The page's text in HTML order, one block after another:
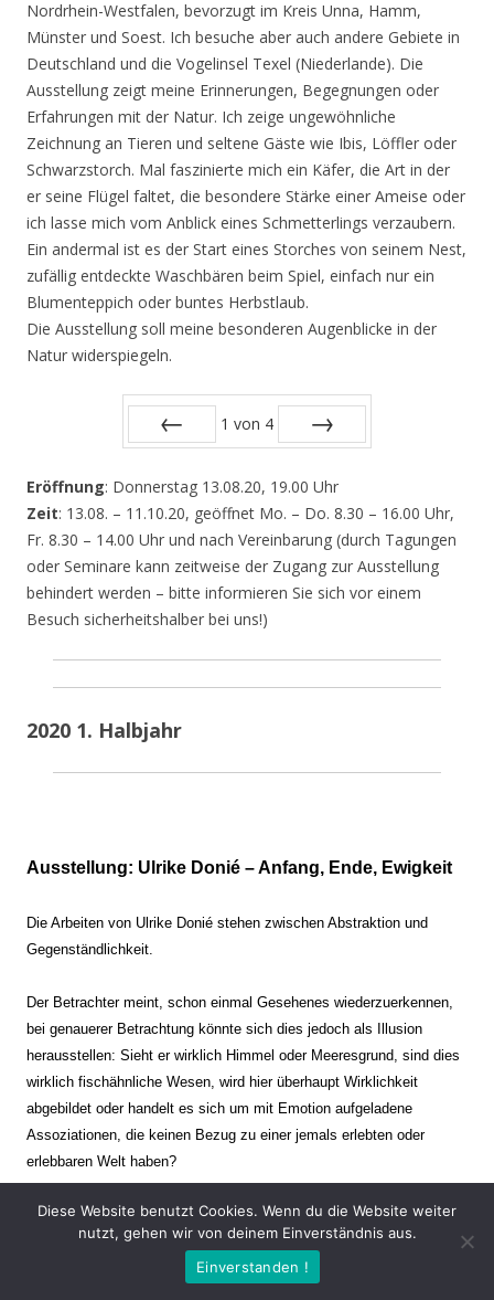
Nordrhein-Westfalen, bevorzugt im Kreis Unna, Hamm,
Münster und Soest. Ich besuche aber auch andere Gebiete in
Deutschland und die Vogelinsel Texel (Niederlande). Die
Ausstellung zeigt meine Erinnerungen, Begegnungen oder
Erfahrungen mit der Natur. Ich zeige ungewöhnliche
Zeichnung an Tieren und seltene Gäste wie Ibis, Löffler oder
Schwarzstorch. Mal faszinierte mich ein Käfer, die Art in der
er seine Flügel faltet, die besondere Stärke einer Ameise oder
ich lasse mich vom Anblick eines Schmetterlings verzaubern.
Ein andermal ist es der Start eines Storches von seinem Nest,
zufällig entdeckte Waschbären beim Spiel, einfach nur ein
Blumenteppich oder buntes Herbstlaub.
Die Ausstellung soll meine besonderen Augenblicke in der
Natur widerspiegeln.
1 von 4
Eröffnung: Donnerstag 13.08.20, 19.00 Uhr
Zeit: 13.08. – 11.10.20, geöffnet Mo. – Do. 8.30 – 16.00 Uhr,
Fr. 8.30 – 14.00 Uhr und nach Vereinbarung (durch Tagungen
oder Seminare kann zeitweise der Zugang zur Ausstellung
behindert werden – bitte informieren Sie sich vor einem
Besuch sicherheitshalber bei uns!)
2020 1. Halbjahr
Ausstellung: Ulrike Donié – Anfang, Ende, Ewigkeit
Die Arbeiten von Ulrike Donié stehen zwischen Abstraktion und
Gegenständlichkeit.
Der Betrachter meint, schon einmal Gesehenes wiederzuerkennen,
bei genauerer Betrachtung könnte sich dies jedoch als Illusion
herausstellen: Sieht er wirklich Himmel oder Meeresgrund, sind dies
wirklich fischähnliche Wesen, wird hier überhaupt Wirklichkeit
abgebildet oder handelt es sich um mit Emotion aufgeladene
Assoziationen, die keinen Bezug zu einer jemals erlebten oder
erlebbaren Welt haben?
Verharren und Dynamik stehen sich dabei gegenüber. Zeit steht still
oder verrinnt im Nu. Es soll dabei eine Spannung, auch farblich, bis
zur Schmerzgrenze erzeugt werden. Die Arbeiten stellen ambivalente
Diese Website benutzt Cookies. Wenn du die Website weiter
nutzt, gehen wir von deinem Einverständnis aus.
Einverstanden !